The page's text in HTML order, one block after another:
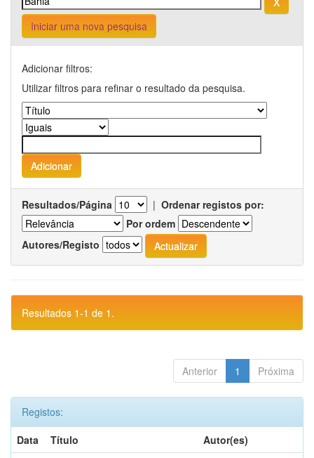
Iniciar uma nova pesquisa
Adicionar filtros:
Utilizar filtros para refinar o resultado da pesquisa.
Resultados/Página | Ordenar registos por:
Por ordem
Autores/Registo
Resultados 1-1 de 1.
Anterior 1 Próxima
Registos:
Data
Título
Autor(es)